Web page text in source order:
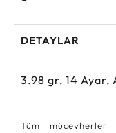
DETAYLAR
3.98 gr, 14 Ayar,
Tüm mücevherler